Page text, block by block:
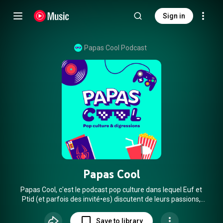
Sign in
Papas Cool Podcast
Papas Cool
Papas Cool, c'est le podcast pop culture dans lequel Euf et
Ptid (et parfois des invité•es) discutent de leurs passions,
bandes dessinées / comics ou autres, en décryptant une
Save to library